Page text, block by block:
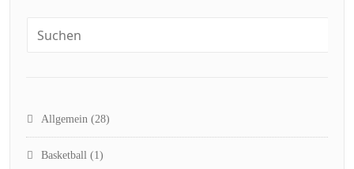
Allgemein (28)
Basketball (1)